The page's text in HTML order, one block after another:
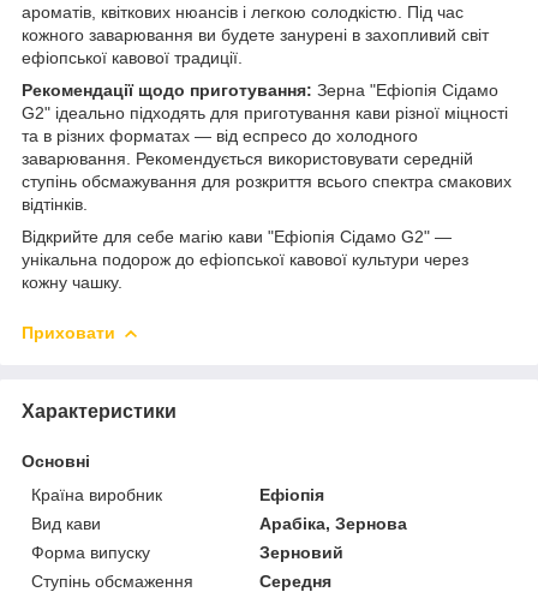
ароматів, квіткових нюансів і легкою солодкістю. Під час
кожного заварювання ви будете занурені в захопливий світ
ефіопської кавової традиції.
Рекомендації щодо приготування: Зерна "Ефіопія Сідамо
G2" ідеально підходять для приготування кави різної міцності
та в різних форматах — від еспресо до холодного
заварювання. Рекомендується використовувати середній
ступінь обсмажування для розкриття всього спектра смакових
відтінків.
Відкрийте для себе магію кави "Ефіопія Сідамо G2" —
унікальна подорож до ефіопської кавової культури через
кожну чашку.
Приховати
Характеристики
Основні
Країна виробник
Ефіопія
Вид кави
Арабіка, Зернова
Форма випуску
Зерновий
Ступінь обсмаження
Середня